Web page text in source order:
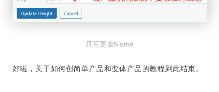
只可更改Name
好啦，关于如何创简单产品和变体产品的教程到此结束。